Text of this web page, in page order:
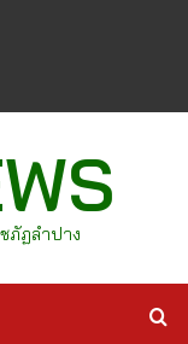
ภัฏลำปาง